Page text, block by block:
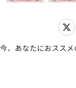
今、あなたにおススメ